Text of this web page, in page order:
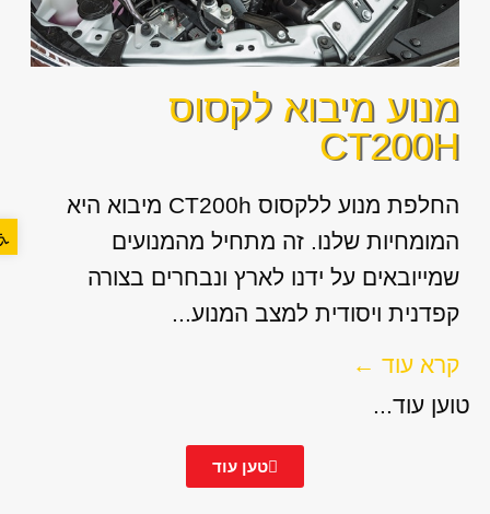
פתח
מנוע מיבוא לקסוס
CT200H
החלפת מנוע ללקסוס CT200h מיבוא היא
המומחיות שלנו. זה מתחיל מהמנועים
שמייובאים על ידנו לארץ ונבחרים בצורה
קפדנית ויסודית למצב המנוע...
קרא עוד ←
טוען עוד...
טען עוד